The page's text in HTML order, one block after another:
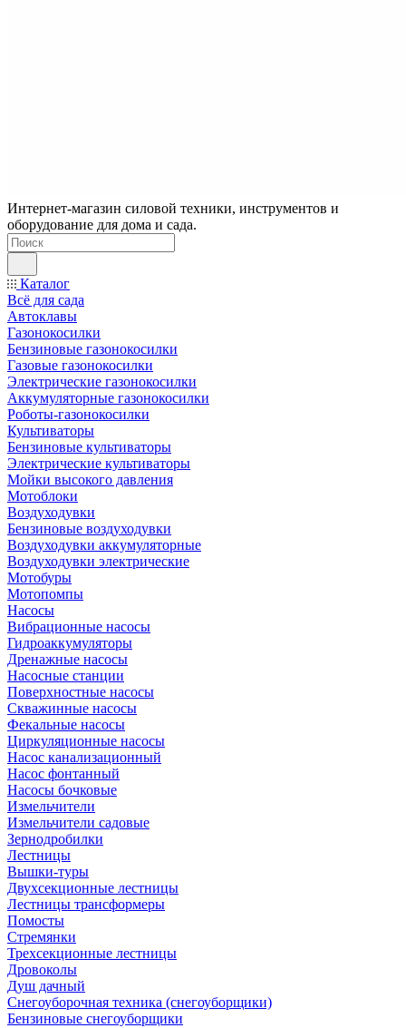
Интернет-магазин силовой техники, инструментов и
оборудование для дома и сада.
Каталог
Всё для сада
Автоклавы
Газонокосилки
Бензиновые газонокосилки
Газовые газонокосилки
Электрические газонокосилки
Аккумуляторные газонокосилки
Роботы-газонокосилки
Культиваторы
Бензиновые культиваторы
Электрические культиваторы
Мойки высокого давления
Мотоблоки
Воздуходувки
Бензиновые воздуходувки
Воздуходувки аккумуляторные
Воздуходувки электрические
Мотобуры
Мотопомпы
Насосы
Вибрационные насосы
Гидроаккумуляторы
Дренажные насосы
Насосные станции
Поверхностные насосы
Скважинные насосы
Фекальные насосы
Циркуляционные насосы
Насос канализационный
Насос фонтанный
Насосы бочковые
Измельчители
Измельчители садовые
Зернодробилки
Лестницы
Вышки-туры
Двухсекционные лестницы
Лестницы трансформеры
Помосты
Стремянки
Трехсекционные лестницы
Дровоколы
Душ дачный
Снегоуборочная техника (снегоуборщики)
Бензиновые снегоуборщики